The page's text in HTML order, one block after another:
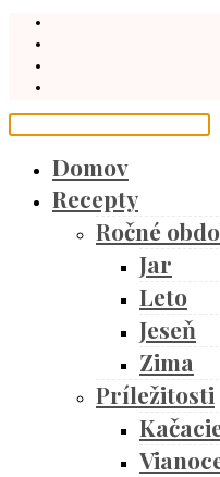
Domov
Recepty
Ročné
Jar
Leto
Jeseň
Zima
Príležitosti